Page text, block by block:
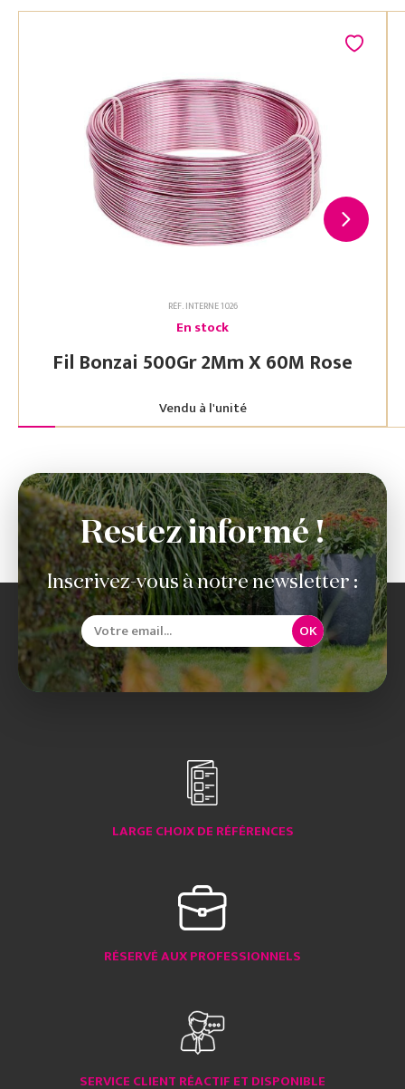
RÉF. INTERNE 1026
En stock
Fil Bonzai 500Gr 2Mm X 60M Rose
Vendu à l'unité
Restez informé !
Inscrivez-vous à notre newsletter :
OK
LARGE CHOIX DE RÉFÉRENCES
RÉSERVÉ AUX PROFESSIONNELS
SERVICE CLIENT RÉACTIF ET DISPONIBLE